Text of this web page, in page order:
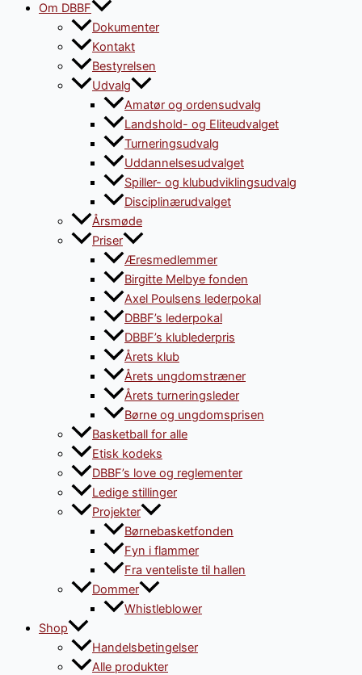
Om DBBF
Dokumenter
Kontakt
Bestyrelsen
Udvalg
Amatør og ordensudvalg
Landshold- og Eliteudvalget
Turneringsudvalg
Uddannelsesudvalget
Spiller- og klubudviklingsudvalg
Disciplinærudvalget
Årsmøde
Priser
Æresmedlemmer
Birgitte Melbye fonden
Axel Poulsens lederpokal
DBBF’s lederpokal
DBBF’s klublederpris
Årets klub
Årets ungdomstræner
Årets turneringsleder
Børne og ungdomsprisen
Basketball for alle
Etisk kodeks
DBBF’s love og reglementer
Ledige stillinger
Projekter
Børnebasketfonden
Fyn i flammer
Fra venteliste til hallen
Dommer
Whistleblower
Shop
Handelsbetingelser
Alle produkter